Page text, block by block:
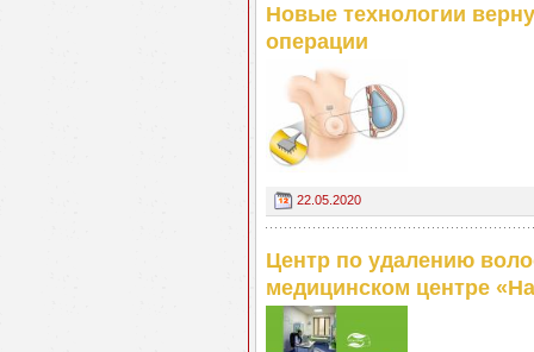
Новые технологии
операции
22.05.2020
Центр по удалению
медицинском центре